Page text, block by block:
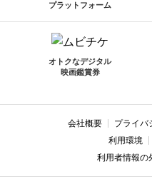
プラットフォーム
オトクなデジタル
映画鑑賞券
会社概要 プライバ
利用環境
利用者情報の